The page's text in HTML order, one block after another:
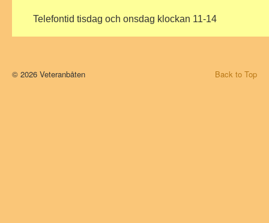
Telefontid tisdag och onsdag klockan 11-14
Back to Top
© 2026 Veteranbåten